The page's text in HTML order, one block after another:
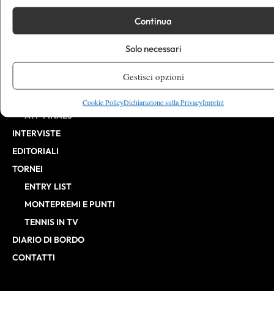
Continua
Solo necessari
Gestisci opzioni
Cookie PolicyDichiarazione sulla PrivacyImprint
NEWS
CHALLENGER
BILLIE JEAN KING CUP
ATP FINALS
INTERVISTE
EDITORIALI
TORNEI
ENTRY LIST
MONTEPREMI E PUNTI
TENNIS IN TV
DIARIO DI BORDO
CONTATTI